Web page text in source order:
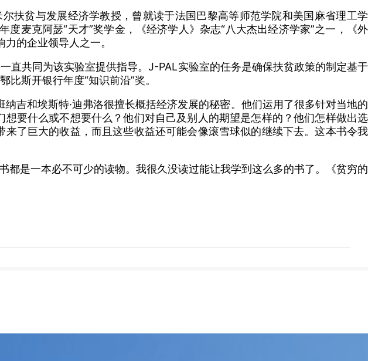
扶贫与发展经济学教授，曾就读于法国巴黎高等师范学院和美国麻省理工学
麦克阿瑟“天才”奖学金，《经济学人》杂志“八大杰出经济学家”之一，《外
的企业领导人之一。
直共同为该实验室提供指导。J-PAL实验室的任务是确保扶贫政策的制定基于
斯开银行年度“知识前沿”奖。
吉和埃斯特·迪弗洛很擅长概括经济发展的秘密。他们运用了很多针对当地的
要什么或不想要什么？他们对自己及别人的期望是怎样的？他们怎样做出选
了巨大的收益，而且这些收益还可能会像滚雪球似的继续下去。这本书令我
都是一本必不可少的读物。我很久没读过能让我学到这么多的书了。《贫穷的